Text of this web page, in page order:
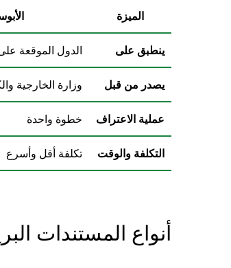
الميزة
ينطبق على الدول الموقعة
يصدر من قبل وزارة الخارجية
عملية الاعتراف خطوة واحدة
التكلفة والوقت تكلفة أقل وأسرع
أنواع المستندات